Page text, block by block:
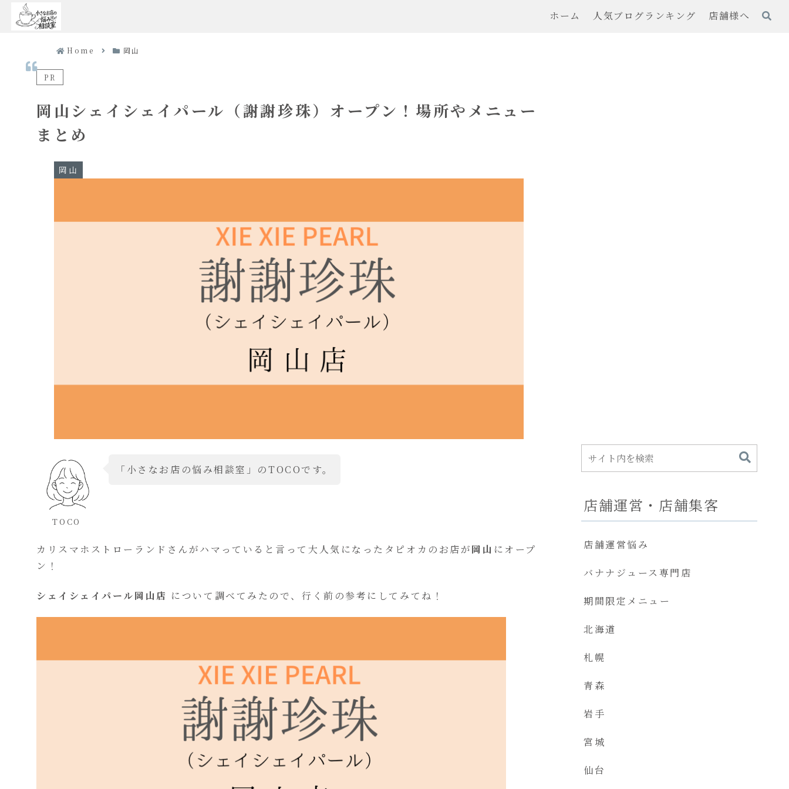
ホーム 人気ブログランキング 店舗様へ
Home 岡山
PR
岡山シェイシェイパール（謝謝珍珠）オープン！場所やメニュー
まとめ
岡山
TOCO
「小さなお店の悩み相談室」のTOCOです。
カリスマホストローランドさんがハマっていると言って大人気になったタピオカのお店が岡山 にオープ
ン！
シェイシェイパール岡山店 について調べてみたので、行く前の参考にしてみてね！
店舗運営・店舗集客
店舗運営悩み
バナナジュース専門店
期間限定メニュー
北海道
札幌
青森
岩手
宮城
仙台